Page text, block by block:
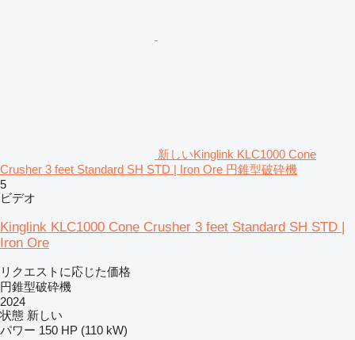
新しいKinglink KLC1000 Cone
Crusher 3 feet Standard SH STD | Iron Ore 円錐型破砕機
5
ビデオ
Kinglink KLC1000 Cone Crusher 3 feet Standard SH STD |
Iron Ore
リクエストに応じた価格
円錐型破砕機
2024
状態 新しい
パワー 150 HP (110 kW)